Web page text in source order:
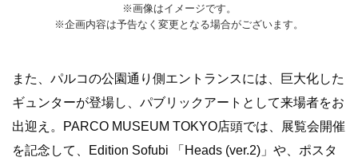
※画像はイメージです。
※企画内容は予告なく変更となる場合がございます。
また、 パルコの公園通り側エントランスには、
巨大化した
ギュンターが登場し、パブリックアートとして来場者をお
出迎え。PARCO MUSEUM TOKYO店頭では、展覧会開催
を記念して、Edition Sofubi 「Heads (ver.2)」や、ポスタ